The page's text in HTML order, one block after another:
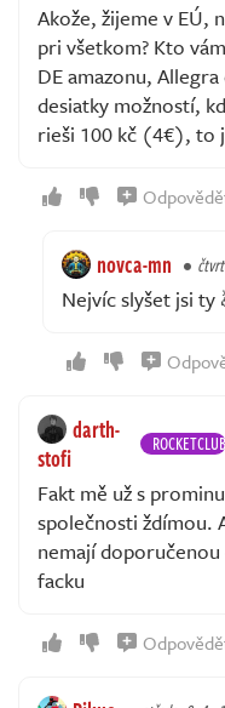
Akože, žijeme v EÚ,
pri všetkom? Kto
DE amazonu,
desiatky možností,
rieši 100 kč (4€), to
novca-mn
Nejvíc slyšet jsi ty
darth-
stofi
ROCKETCLUB
Fakt mě už s
společnosti ždímou.
nemají
facku